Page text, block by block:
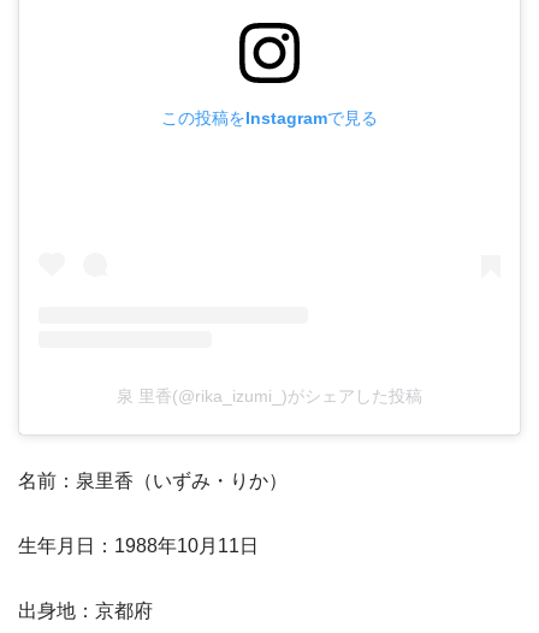
この投稿をInstagramで見る
泉 里香(@rika_izumi_)がシェアした投稿
名前：泉里香（いずみ・りか）
生年月日：1988年10月11日
出身地：京都府